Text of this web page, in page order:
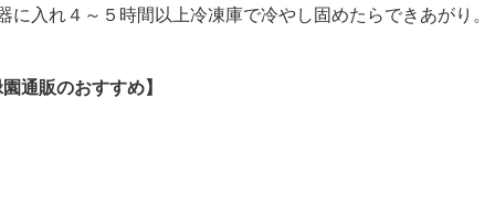
に入れ４～５時間以上冷凍庫で冷やし固めたらできあがり。
通販のおすすめ】